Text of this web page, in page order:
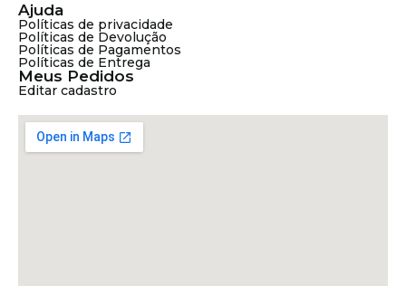
Ajuda
Políticas de privacidade
Políticas de Devolução
Políticas de Pagamentos
Políticas de Entrega
Meus Pedidos
Editar cadastro